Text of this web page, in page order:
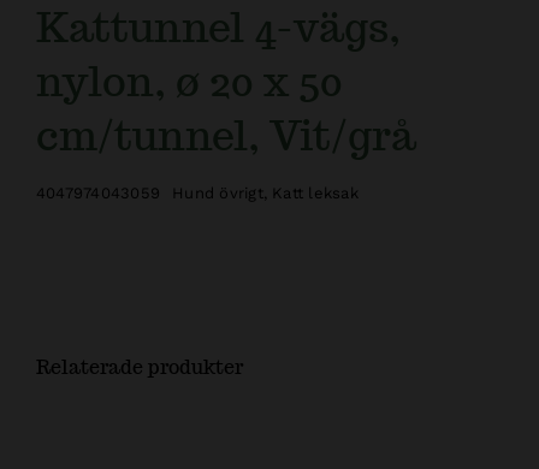
Kattunnel 4-vägs,
nylon, ø 20 x 50
cm/tunnel, Vit/grå
4047974043059 Hund övrigt Katt leksak
Relaterade produkter